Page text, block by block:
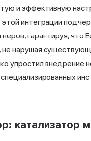
и эффективную
интеграции
гарантируя, что
не нарушая
упростил внедрение
катализатор